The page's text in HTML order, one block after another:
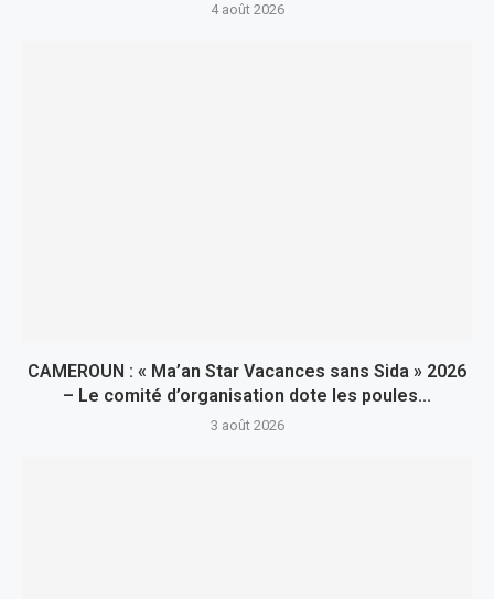
4 août 2026
CAMEROUN : « Ma’an Star Vacances sans Sida » 2026
– Le comité d’organisation dote les poules...
3 août 2026